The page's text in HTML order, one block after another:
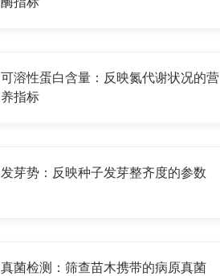
可溶性蛋白含量：反映氮代谢状况的营
养指标
发芽势：反映种子发芽整齐度的参数
真菌检测：筛查苗木携带的病原真菌